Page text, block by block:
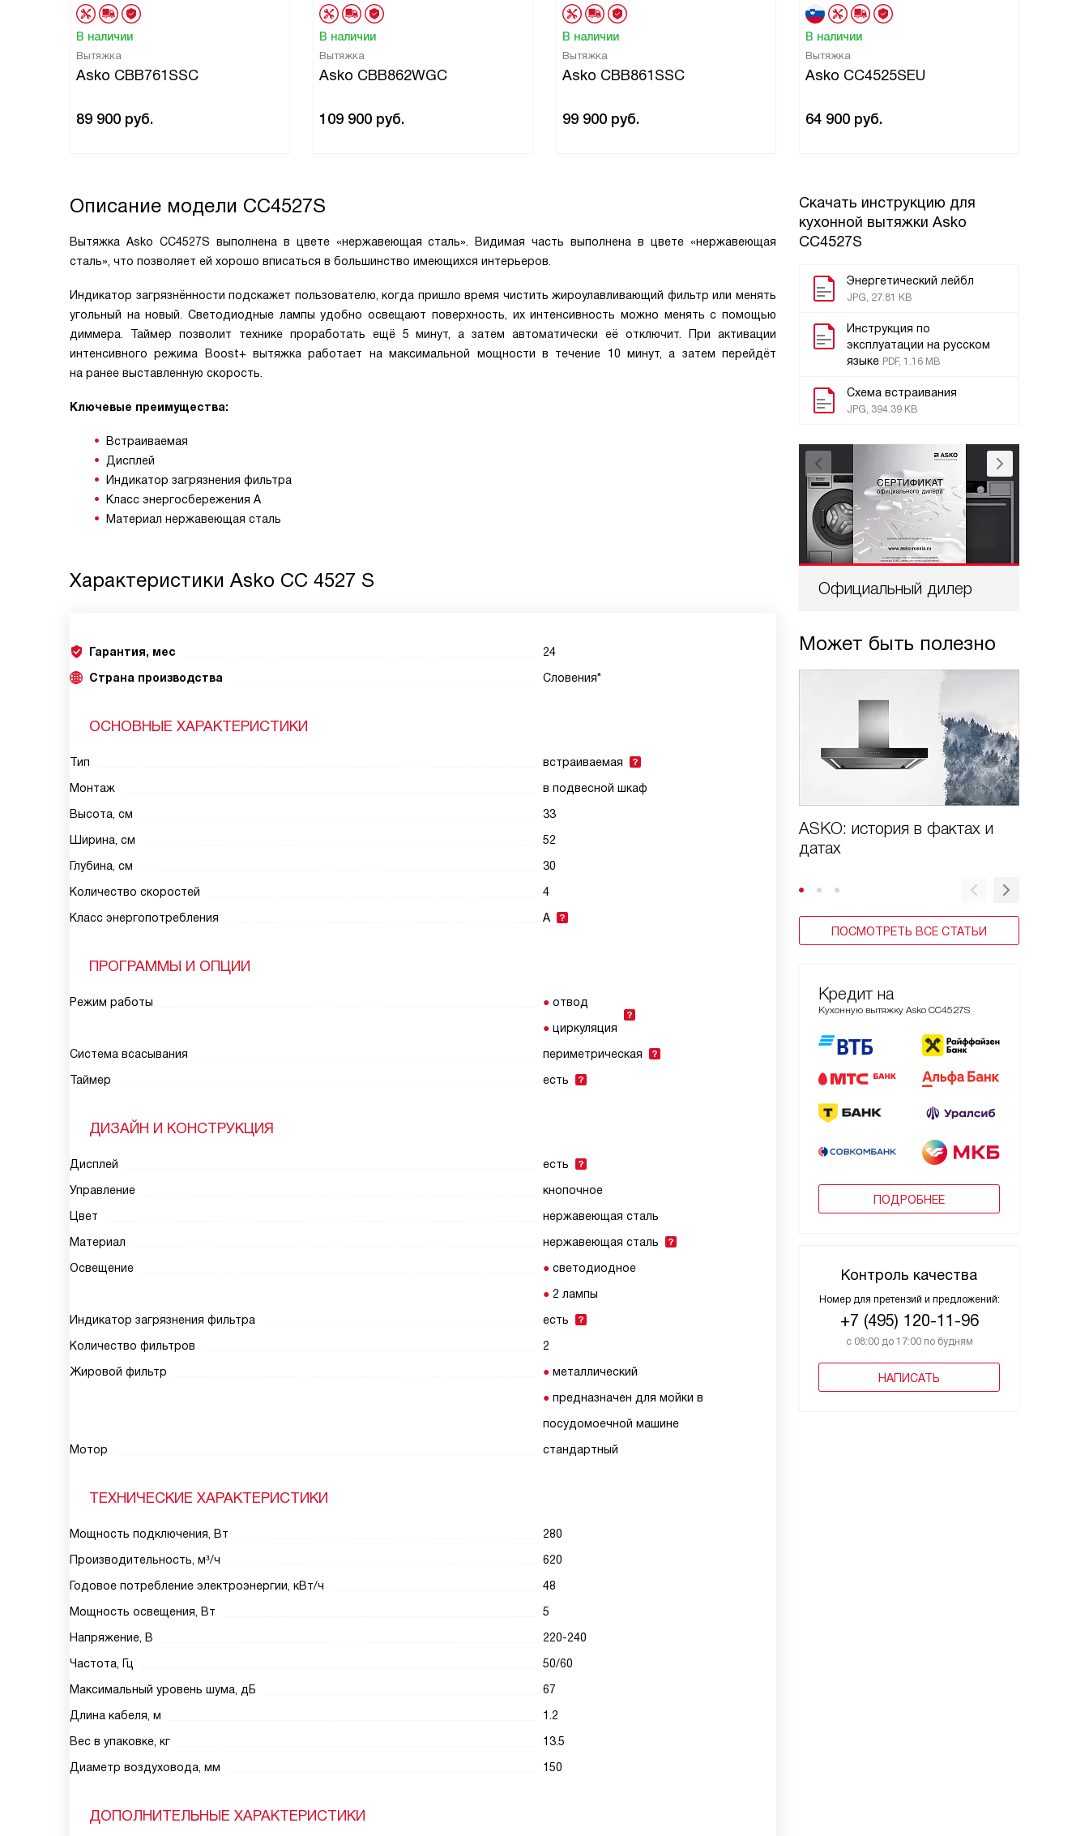
В наличии
Вытяжка
Asko CBB761SSC
89 900 руб.
В наличии
Вытяжка
Asko CBB862WGC
109 900 руб.
В наличии
Вытяжка
Asko CBB861SSC
99 900 руб.
В наличии
Вытяжка
Asko CC4525SEU
64 900 руб.
Скачать инструкцию для
кухонной вытяжки Asko
CC4527S
Энергетический лейбл
JPG, 27.81 KB
Инструкция по
эксплуатации на русском
языке PDF, 1.16 MB
Схема встраивания
JPG, 394.39 KB
Официальный дилер
Может быть полезно
ASKO: история в фактах и
датах
ПОСМОТРЕТЬ ВСЕ СТАТЬИ
Кредит на
Кухонную вытяжку Asko CC4527S
ПОДРОБНЕЕ
Контроль качества
Номер для претензий и предложений:
+7 (495) 120-11-96
с 08:00 до 17:00 по будням
НАПИСАТЬ
Описание модели CC4527S
Вытяжка Asko CC4527S выполнена в цвете «нержавеющая сталь». Видимая часть выполнена в цвете «нержавеющая
сталь», что позволяет ей хорошо вписаться в большинство имеющихся интерьеров.
Индикатор загрязнённости подскажет пользователю, когда пришло время чистить жироулавливающий фильтр или менять
угольный на новый. Светодиодные лампы удобно освещают поверхность, их интенсивность можно менять с помощью
диммера. Таймер позволит технике проработать ещё 5 минут, а затем автоматически её отключит. При активации
интенсивного режима Boost+ вытяжка работает на максимальной мощности в течение 10 минут, а затем перейдёт
на ранее выставленную скорость.
Ключевые преимущества:
Встраиваемая
Дисплей
Индикатор загрязнения фильтра
Класс энергосбережения A
Материал нержавеющая сталь
Характеристики Asko CC 4527 S
Гарантия, мес
24
Страна производства
Словения*
ОСНОВНЫЕ ХАРАКТЕРИСТИКИ
Тип
встраиваемая
Монтаж
в подвесной шкаф
Высота, см
33
Ширина, см
52
Глубина, см
30
Количество скоростей
4
Класс энергопотребления
A
ПРОГРАММЫ И ОПЦИИ
Режим работы
отвод
циркуляция
Система всасывания
периметрическая
Таймер
есть
ДИЗАЙН И КОНСТРУКЦИЯ
Дисплей
есть
Управление
кнопочное
Цвет
нержавеющая сталь
Материал
нержавеющая сталь
Освещение
светодиодное
2 лампы
Индикатор загрязнения фильтра
есть
Количество фильтров
2
Жировой фильтр
металлический
предназначен для мойки в
посудомоечной машине
Мотор
стандартный
ТЕХНИЧЕСКИЕ ХАРАКТЕРИСТИКИ
Мощность подключения, Вт
280
Производительность, м³/ч
620
Годовое потребление электроэнергии, кВт/ч
48
Мощность освещения, Вт
5
Напряжение, В
220-240
Частота, Гц
50/60
Максимальный уровень шума, дБ
67
Длина кабеля, м
1.2
Вес в упаковке, кг
13.5
Диаметр воздуховода, мм
150
ДОПОЛНИТЕЛЬНЫЕ ХАРАКТЕРИСТИКИ